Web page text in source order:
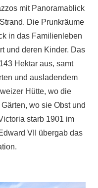
mit Panoramablick
Die Prunkräume
in das Familienleben
und deren Kinder. Das
Hektar aus, samt
und ausladendem
Hütte, wo die
wo sie Obst und
starb 1901 im
VII übergab das